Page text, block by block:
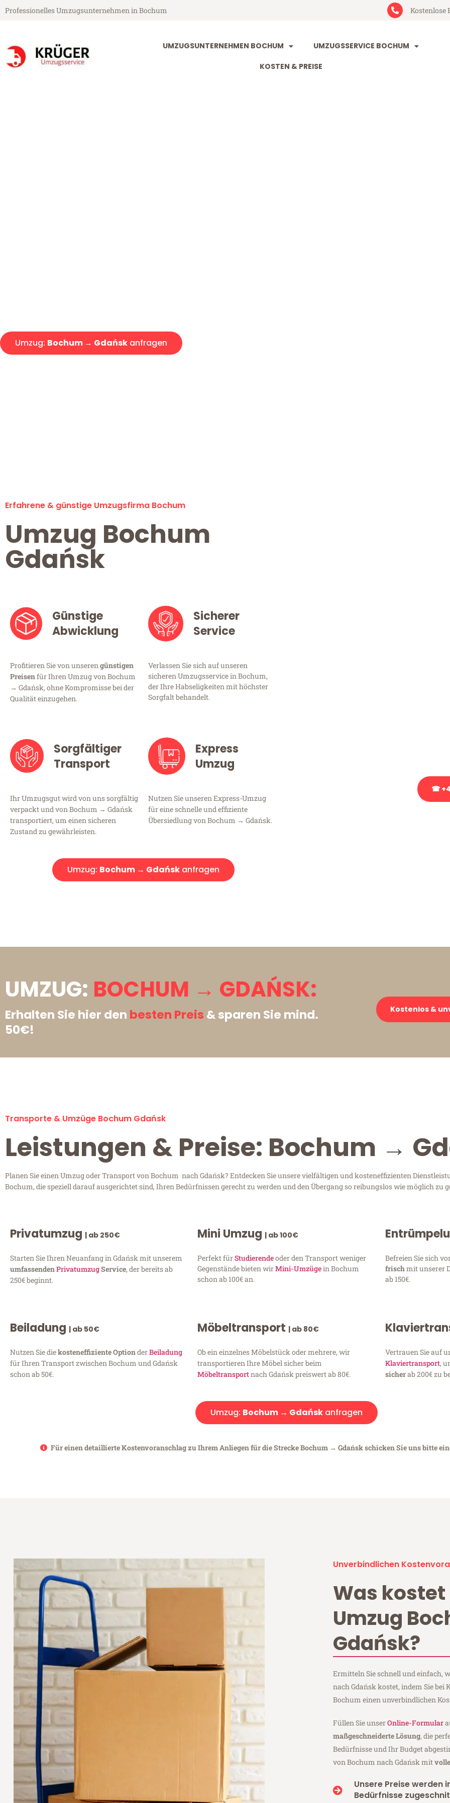
Professionelles Umzugsunternehmen in Bochum Kostenlose
UMZUGSUNTERNEHMEN BOCHUM UMZUGSSERVICE BOCHUM
KOSTEN & PREISE
Umzug: Bochum → Gdańsk anfragen
Erfahrene & günstige Umzugsfirma Bochum
Umzug Bochum
Gdańsk
Günstige
Abwicklung
Profitieren Sie von unserengünstigen
Preisenfür Ihren Umzug von Bochum
→ Gdańsk, ohne Kompromisse bei der
Qualität einzugehen.
Sicherer
Service
Verlassen Sie sich auf unseren
sicheren Umzugsservice in Bochum,
der Ihre Habseligkeiten mit höchster
Sorgfalt behandelt.
Sorgfältiger
Transport
Ihr Umzugsgut wird von uns sorgfältig
verpackt und von Bochum → Gdańsk
transportiert, um einen sicheren
Zustand zu gewährleisten.
Express
Umzug
Nutzen Sie unseren Express-Umzug
für eine schnelle und effiziente
Übersiedlung von Bochum → Gdańsk.
Umzug: Bochum → Gdańskanfragen
☎
UMZUG: BOCHUM → GDAŃSK:
Erhalten Sie hier den besten Preis & sparen Sie mind.
50€!
Kostenlos &
Transporte & Umzüge Bochum Gdańsk
Leistungen & Preise: Bochum →
Planen Sie einen Umzug oder Transport von Bochum nach Gdańsk? Entdecken Sie unsere vielfältigen und kosteneffizienten
Bochum, die speziell darauf ausgerichtet sind, Ihren Bedürfnissen gerecht zu werden und den Übergang so reibungslos wie möglich zu
Privatumzug | ab 250€
Starten Sie Ihren Neuanfang in Gdańsk mit unserem
umfassendenPrivatumzugService, der bereits ab
250€ beginnt.
Mini Umzug | ab 100€
Perfekt fürStudierendeoder den Transport weniger
Gegenstände bieten wirMini-Umzügein Bochum
schon ab 100€ an.
Befreien Sie sich
frischmit unserer
ab 150€.
Beiladung | ab 50€
Nutzen Sie diekosteneffiziente OptionderBeiladung
für Ihren Transport zwischen Bochum und Gdańsk
schon ab 50€.
Möbeltransport | ab 80€
Ob ein einzelnes Möbelstück oder mehrere, wir
transportieren Ihre Möbel sicher beim
Möbeltransportnach Gdańsk preiswert ab 80€.
Vertrauen Sie auf
Klaviertransport,
sicherab 200€ zu
Umzug: Bochum → Gdańskanfragen
Für einen detaillierte Kostenvoranschlag zu Ihrem Anliegen für die Strecke Bochum → Gdańsk schicken Sie uns bitte
Unverbindlichen
Was kostet
Umzug
Gdańsk?
Ermitteln Sie schnell und einfach,
nach Gdańsk kostet, indem Sie bei
Bochum einen unverbindlichen
Füllen Sie unserOnline-Formular
maßgeschneiderte Lösung, die
Bedürfnisse und Ihr Budget
von Bochum nach Gdańsk mit
Unsere Preise werden
Bedürfnisse